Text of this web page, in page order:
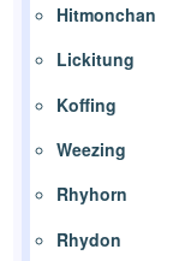
Hitmonchan
Lickitung
Koffing
Weezing
Rhyhorn
Rhydon